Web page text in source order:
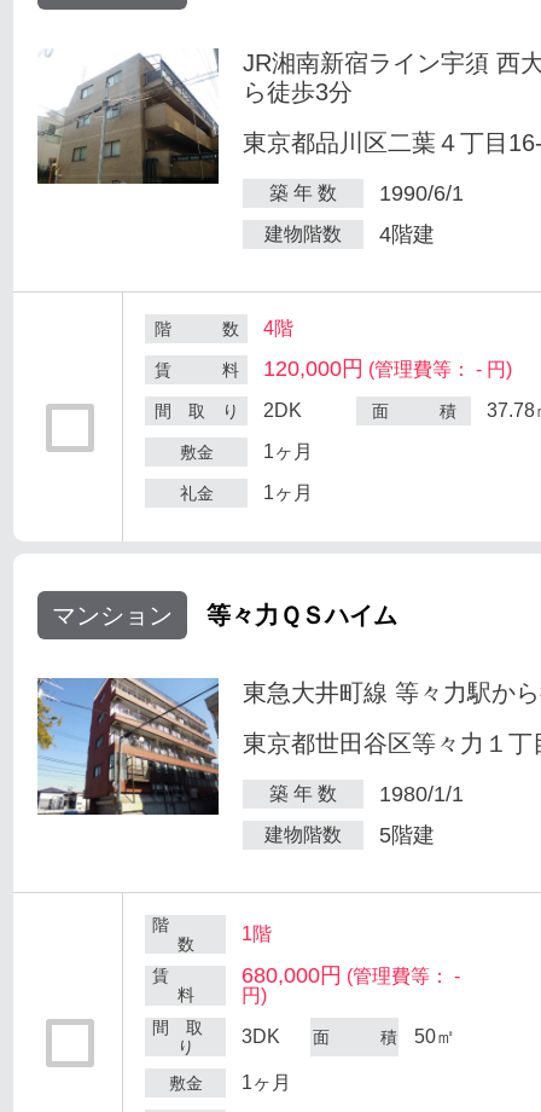
JR湘南新宿ライン宇須 西
ら徒歩3分
東京都品川区二葉４丁目
築 年 数 1990/6/1
建物階数 4階建
階 数 4階
賃 料 120,000円 (管理費等： - 円)
間 取 り 2DK 面 積 37.78
敷金 1ヶ月
礼金 1ヶ月
マンション 等々力ＱＳハイム
東急大井町線 等々力駅か
東京都世田谷区等々力１丁
築 年 数 1980/1/1
建物階数 5階建
階
数
1階
賃
料
680,000円 (管理費等： -
円)
間 取
り
3DK 面 積 50㎡
敷金 1ヶ月